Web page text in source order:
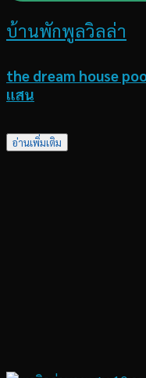
บ้านพักพูลวิลล่า
the dream house
แสน
อ่านเพิ่มเติม